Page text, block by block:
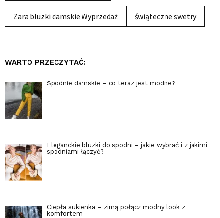
Zara bluzki damskie Wyprzedaż świąteczne swetry
WARTO PRZECZYTAĆ:
Spodnie damskie – co teraz jest modne?
Eleganckie bluzki do spodni – jakie wybrać i z jakimi
spodniami łączyć?
Ciepła sukienka – zimą połącz modny look z
komfortem